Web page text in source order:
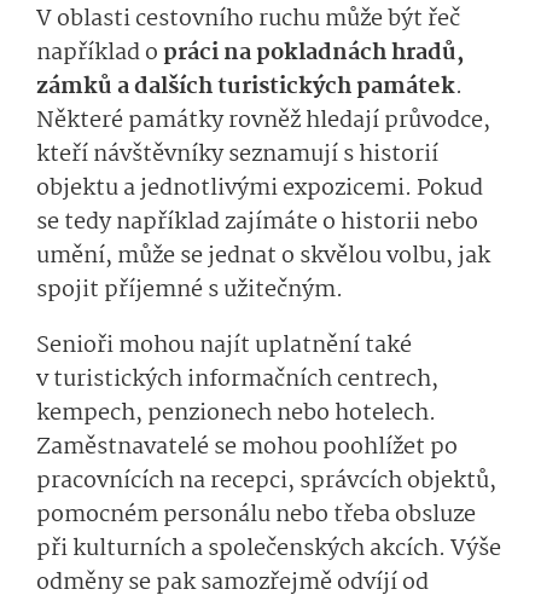
V oblasti cestovního ruchu může být řeč
například opráci na pokladnách hradů,
zámků a dalších turistických památek.
Některé památky rovněž hledají průvodce,
kteří návštěvníky seznamují s historií
objektu a jednotlivými expozicemi. Pokud
se tedy například zajímáte o historii nebo
umění, může se jednat o skvělou volbu, jak
spojit příjemné s užitečným.
Senioři mohou najít uplatnění také
v turistických informačních centrech,
kempech, penzionech nebo hotelech.
Zaměstnavatelé se mohou poohlížet po
pracovnících na recepci, správcích objektů,
pomocném personálu nebo třeba obsluze
při kulturních a společenských akcích. Výše
odměny se pak samozřejmě odvíjí od